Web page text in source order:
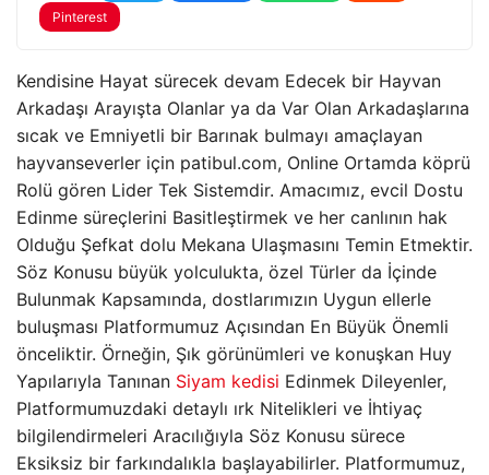
Pinterest
Kendisine Hayat sürecek devam Edecek bir Hayvan
Arkadaşı Arayışta Olanlar ya da Var Olan Arkadaşlarına
sıcak ve Emniyetli bir Barınak bulmayı amaçlayan
hayvanseverler için patibul.com, Online Ortamda köprü
Rolü gören Lider Tek Sistemdir. Amacımız, evcil Dostu
Edinme süreçlerini Basitleştirmek ve her canlının hak
Olduğu Şefkat dolu Mekana Ulaşmasını Temin Etmektir.
Söz Konusu büyük yolculukta, özel Türler da İçinde
Bulunmak Kapsamında, dostlarımızın Uygun ellerle
buluşması Platformumuz Açısından En Büyük Önemli
önceliktir. Örneğin, Şık görünümleri ve konuşkan Huy
Yapılarıyla Tanınan Siyam kedisi Edinmek Dileyenler,
Platformumuzdaki detaylı ırk Nitelikleri ve İhtiyaç
bilgilendirmeleri Aracılığıyla Söz Konusu sürece
Eksiksiz bir farkındalıkla başlayabilirler. Platformumuz,